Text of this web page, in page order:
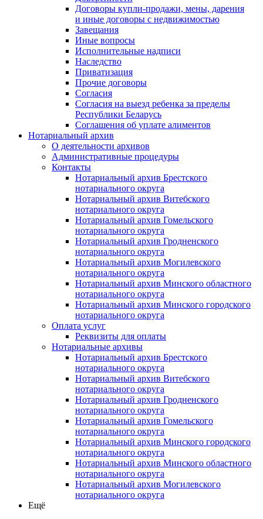
Договоры купли-продажи, мены, дарения
и иные договоры с недвижимостью
Завещания
Иные вопросы
Исполнительные надписи
Наследство
Приватизация
Прочие договоры
Согласия
Согласия на выезд ребенка за пределы
Республики Беларусь
Соглашения об уплате алиментов
Нотариальный архив
О деятельности архивов
Административные процедуры
Контакты
Нотариальный архив Брестского
нотариального округа
Нотариальный архив Витебского
нотариального округа
Нотариальный архив Гомельского
нотариального округа
Нотариальный архив Гродненского
нотариального округа
Нотариальный архив Могилевского
нотариального округа
Нотариальный архив Минского областного
нотариального округа
Нотариальный архив Минского городского
нотариального округа
Оплата услуг
Реквизиты для оплаты
Нотариальные архивы
Нотариальный архив Брестского
нотариального округа
Нотариальный архив Витебского
нотариального округа
Нотариальный архив Гродненского
нотариального округа
Нотариальный архив Гомельского
нотариального округа
Нотариальный архив Минского городского
нотариального округа
Нотариальный архив Минского областного
нотариального округа
Нотариальный архив Могилевского
нотариального округа
Ещё